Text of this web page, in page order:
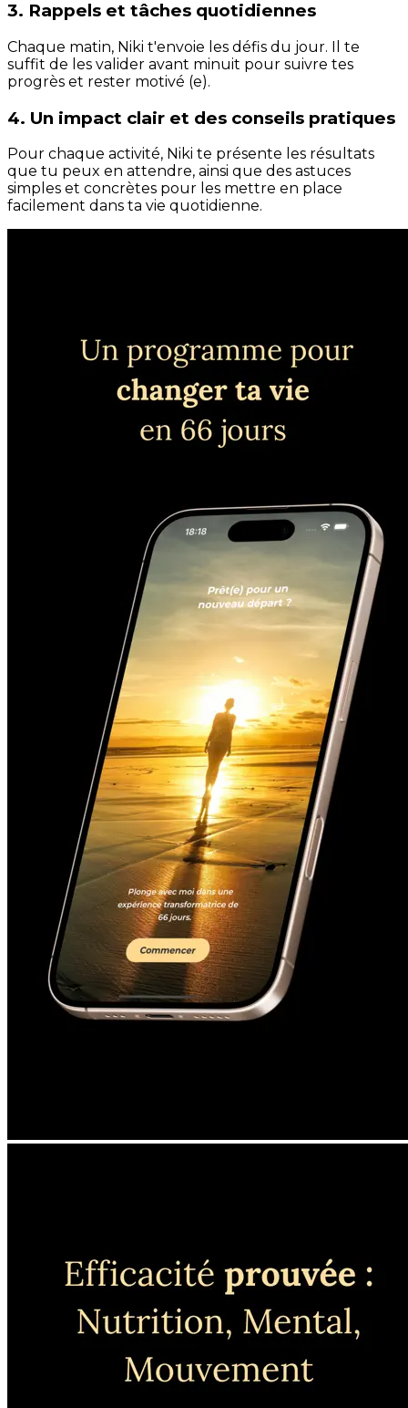
3. Rappels et tâches quotidiennes
Chaque matin, Niki t'envoie les défis du jour. Il te
suffit de les valider avant minuit pour suivre tes
progrès et rester motivé (e).
4. Un impact clair et des conseils pratiques
Pour chaque activité, Niki te présente les résultats
que tu peux en attendre, ainsi que des astuces
simples et concrètes pour les mettre en place
facilement dans ta vie quotidienne.